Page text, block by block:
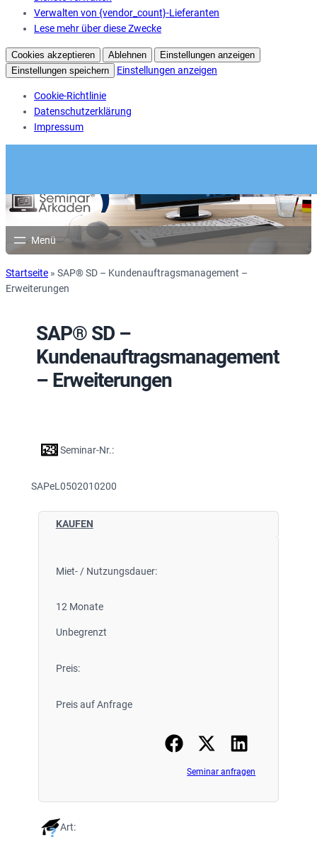
Verwalten von {vendor_count}-Lieferanten
Lese mehr über diese Zwecke
Cookies akzeptieren Ablehnen
Einstellungen anzeigen
Einstellungen speichern
Einstellungen anzeigen
Cookie-Richtlinie
Datenschutzerklärung
Impressum
Startseite » SAP® SD – Kundenauftragsmanagement –
Erweiterungen
SAP® SD –
Kundenauftragsmanagement
– Erweiterungen
Seminar-Nr.:
SAPeL0502010200
KAUFEN
Miet- / Nutzungsdauer:
12 Monate
Unbegrenzt
Preis:
Preis auf Anfrage
Seminar anfragen
Art: